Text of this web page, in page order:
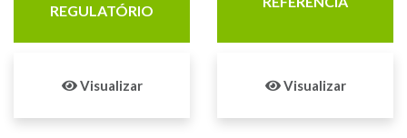
REGULATÓRIO
Visualizar Visualizar